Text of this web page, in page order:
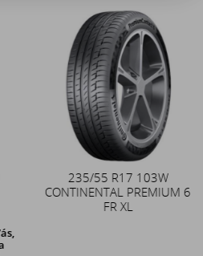
235/55 R17 103W
CONTINENTAL PREMIUM 6
FR XL
Duše 12x4 (4.00-4) kovový
zahnutý ventil TR87